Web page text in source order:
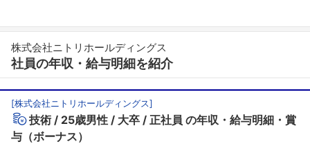
株式会社ニトリホールディングス
社員の年収・給与明細を紹介
[株式会社ニトリホールディングス]
技術 25歳男性 大卒 正社員 の年収・給与明細・賞
与（ボーナス）